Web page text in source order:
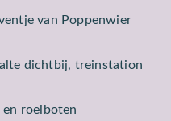
van Poppenwier
dichtbij, treinstation
en roeiboten